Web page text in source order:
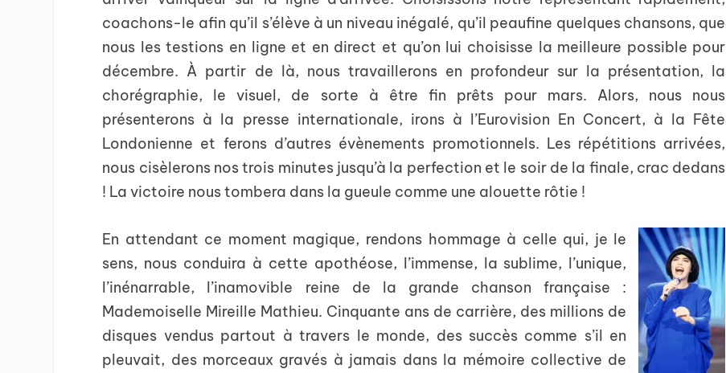
coachons-le afin qu’il s’élève à un niveau inégalé, qu’il peaufine quelques chansons, que
nous les testions en ligne et en direct et qu’on lui choisisse la meilleure possible pour
décembre. À partir de là, nous travaillerons en profondeur sur la présentation, la
chorégraphie, le visuel, de sorte à être fin prêts pour mars. Alors, nous nous
présenterons à la presse internationale, irons à l’Eurovision En Concert, à la Fête
Londonienne et ferons d’autres évènements promotionnels. Les répétitions arrivées,
nous cisèlerons nos trois minutes jusqu’à la perfection et le soir de la finale, crac dedans
! La victoire nous tombera dans la gueule comme une alouette rôtie !
En attendant ce moment magique, rendons hommage à celle qui, je le
sens, nous conduira à cette apothéose, l’immense, la sublime, l’unique,
l’inénarrable, l’inamovible reine de la grande chanson française :
Mademoiselle Mireille Mathieu. Cinquante ans de carrière, des millions de
disques vendus partout à travers le monde, des succès comme s’il en
pleuvait, des morceaux gravés à jamais dans la mémoire collective de